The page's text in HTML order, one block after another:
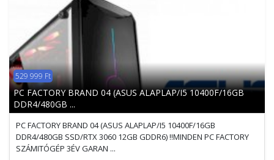
529 999 Ft
PC FACTORY BRAND 04 (ASUS ALAPLAP/I5 10400F/16GB
DDR4/480GB ...
PC FACTORY BRAND 04 (ASUS ALAPLAP/I5 10400F/16GB
DDR4/480GB SSD/RTX 3060 12GB GDDR6) !!MINDEN PC FACTORY
SZÁMITÓGÉP 3ÉV GARAN ...